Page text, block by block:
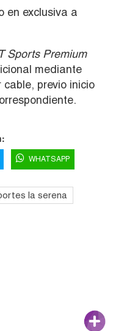
en exclusiva a
Sports Premium
mediante
previo inicio
WHATSAPP
la serena